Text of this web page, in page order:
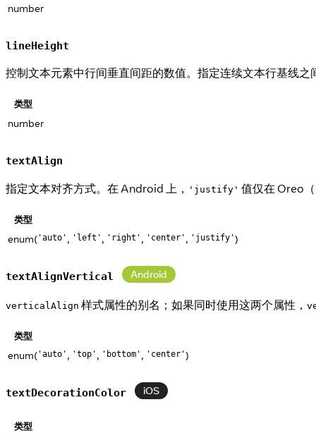
number
lineHeight
控制文本元素中行间垂直间距的数值。指定连续文本行基线之
类型
number
textAlign
指定文本对齐方式。在 Android 上， 'justify' 值仅在 Oreo
类型
enum( 'auto' , 'left' , 'right' , 'center' , 'justify')
textAlignVertical Android
verticalAlign 样式属性的别名；如果同时使用这两个属性，
类型
enum( 'auto' , 'top' , 'bottom' , 'center')
textDecorationColor iOS
类型